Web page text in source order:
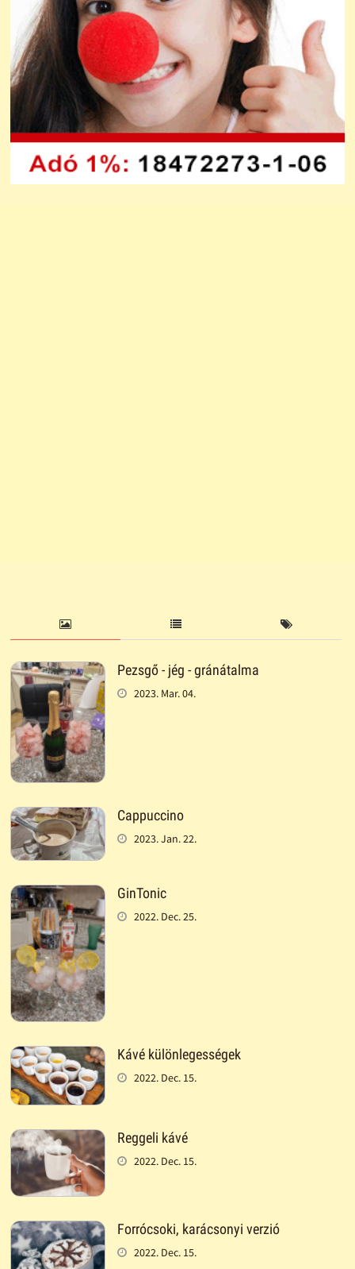
Pezsgő - jég - gránátalma
2023. Mar. 04.
Cappuccino
2023. Jan. 22.
GinTonic
2022. Dec. 25.
Kávé különlegességek
2022. Dec. 15.
Reggeli kávé
2022. Dec. 15.
Forrócsoki, karácsonyi verzió
2022. Dec. 15.